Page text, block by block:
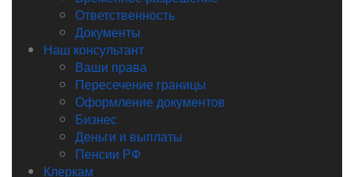
Ответственность
Документы
Наш консультант
Ваши права
Пересечение границы
Оформление документов
Бизнес
Деньги и выплаты
Пенсии РФ
Клеркам